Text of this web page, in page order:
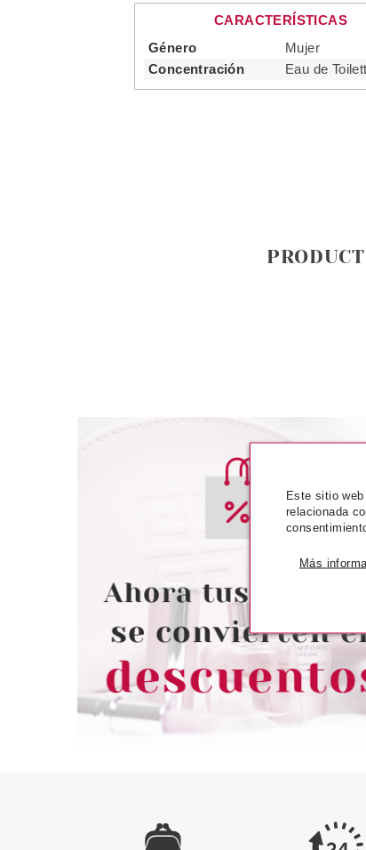
CARACTERÍSTICAS
Género
Mujer
Concentración
Eau de
CHRISTIAN DIOR
CHRISTIAN DIOR POISON GIRL
Pvr 78.00€ desde
69.95€
Este sitio
relacionada
Más